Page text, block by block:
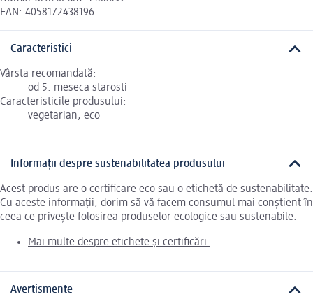
EAN: 4058172438196
Caracteristici
Vârsta recomandată:
od 5. meseca starosti
Caracteristicile produsului:
vegetarian, eco
Informații despre sustenabilitatea produsului
Acest produs are o certificare eco sau o etichetă de sustenabilitate.
Cu aceste informații, dorim să vă facem consumul mai conștient în
ceea ce privește folosirea produselor ecologice sau sustenabile.
Mai multe despre etichete și certificări.
Avertismente